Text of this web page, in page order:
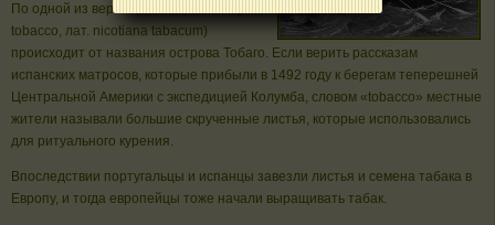
По одной из версий, слово «табак» (анг.
tobacco, лат. nicotiana tabacum)
происходит от названия острова Тобаго. Если верить рассказам
испанских матросов, которые прибыли в 1492 году к берегам теперешней
Центральной Америки с экспедицией Колумба, словом «tobacco» местные
жители называли большие скрученные листья, которые использовались
для ритуального курения.
Впоследствии португальцы и испанцы завезли листья и семена табака в
Европу, и тогда европейцы тоже начали выращивать табак.